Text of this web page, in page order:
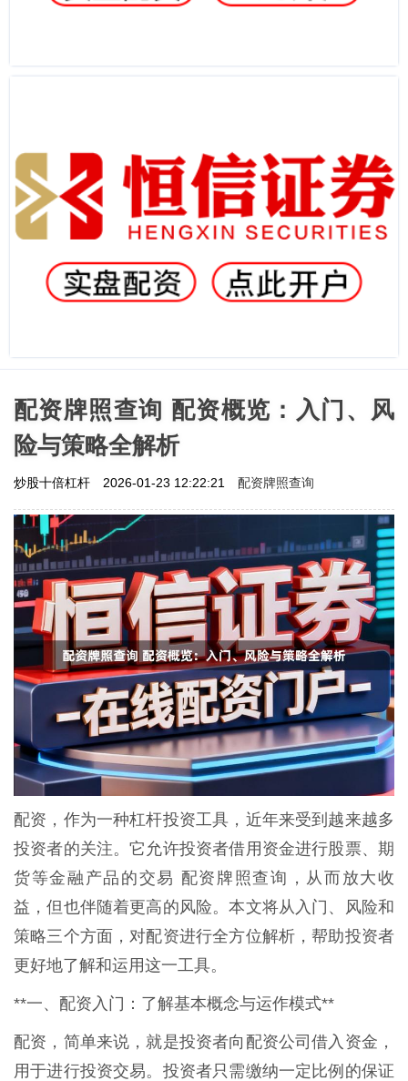
配资牌照查询 配资概览：入门、风
险与策略全解析
炒股十倍杠杆 2026-01-23 12:22:21 配资牌照查询
配资，作为一种杠杆投资工具，近年来受到越来越多
投资者的关注。它允许投资者借用资金进行股票、期
货等金融产品的交易 配资牌照查询，从而放大收
益，但也伴随着更高的风险。本文将从入门、风险和
策略三个方面，对配资进行全方位解析，帮助投资者
更好地了解和运用这一工具。
**一、配资入门：了解基本概念与运作模式**
配资，简单来说，就是投资者向配资公司借入资金，
用于进行投资交易。投资者只需缴纳一定比例的保证